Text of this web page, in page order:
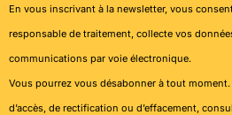
En vous inscrivant à la newsletter, vous
responsable de traitement, collecte vos
communications par voie électronique.
Vous pourrez vous désabonner à tout
d’accès, de rectification ou d’effacement,